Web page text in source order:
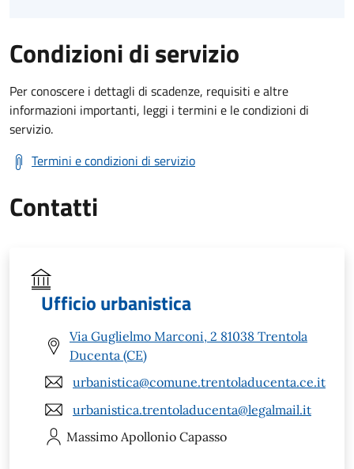
Condizioni di servizio
Per conoscere i dettagli di scadenze, requisiti e altre
informazioni importanti, leggi i termini e le condizioni di
servizio.
Termini e condizioni di servizio
Contatti
Ufficio urbanistica
Via Guglielmo Marconi, 2 81038 Trentola
Ducenta (CE)
urbanistica@comune.trentoladucenta.ce.it
urbanistica.trentoladucenta@legalmail.it
Massimo Apollonio Capasso